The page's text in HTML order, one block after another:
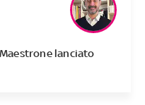
lanciato